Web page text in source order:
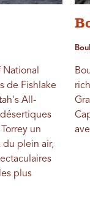
de Fishlake
All-
un
du plein air,
plus